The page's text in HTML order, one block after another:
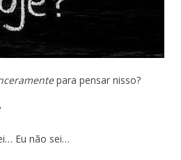
para pensar nisso?
Eu não sei…